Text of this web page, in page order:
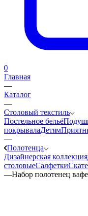
0
Главная
—
Каталог
—
Столовый текстиль
Постельное бельё
покрывалаДетям
—
Полотенца
Дизайнерская коллекция
столовыеСалфетки
—Набор полотенец